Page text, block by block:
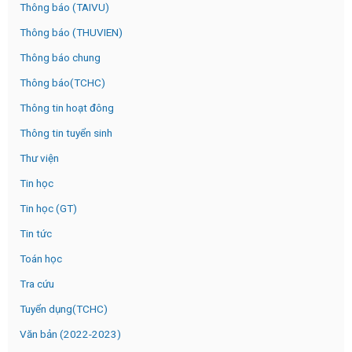
Thông báo (TAIVU)
Thông báo (THUVIEN)
Thông báo chung
Thông báo(TCHC)
Thông tin hoạt đông
Thông tin tuyển sinh
Thư viện
Tin học
Tin học (GT)
Tin tức
Toán học
Tra cứu
Tuyển dụng(TCHC)
Văn bản (2022-2023)